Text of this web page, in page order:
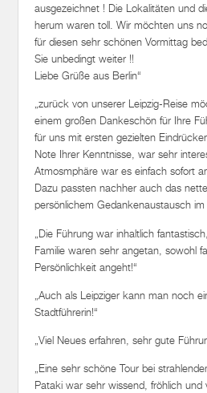
ausgezeichnet ! Die Lokalitäten und
herum waren toll. Wir möchten uns
für diesen sehr schönen Vormittag
Sie unbedingt weiter !!
Liebe Grüße aus Berlin“
„zurück von unserer Leipzig-Reise
einem großen Dankeschön für Ihre
für uns mit ersten gezielten
Note Ihrer Kenntnisse, war sehr
Atmosmphäre war es einfach sofort
Dazu passten nachher auch das
persönlichem Gedankenaustausch im
„Die Führung war inhaltlich
Familie waren sehr angetan, sowohl
Persönlichkeit angeht!“
„Auch als Leipziger kann man noch
Stadtführerin!“
„Viel Neues erfahren, sehr gute
„Eine sehr schöne Tour bei
Pataki war sehr wissend, fröhlich und